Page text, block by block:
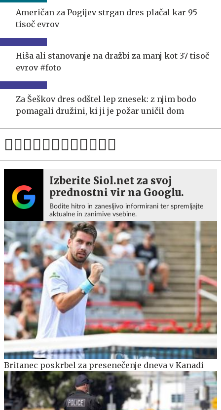
Američan za Pogijev strgan dres plačal kar 95
tisoč evrov
Hiša ali stanovanje na dražbi za manj kot 37 tisoč
evrov #foto
Za Šeškov dres odštel lep znesek: z njim bodo
pomagali družini, ki ji je požar uničil dom
Izberite Siol.net za svoj
prednostni vir na Googlu.
Bodite hitro in zanesljivo informirani ter spremljajte
aktualne in zanimive vsebine.
Britanec poskrbel za presenečenje dneva v Kanadi